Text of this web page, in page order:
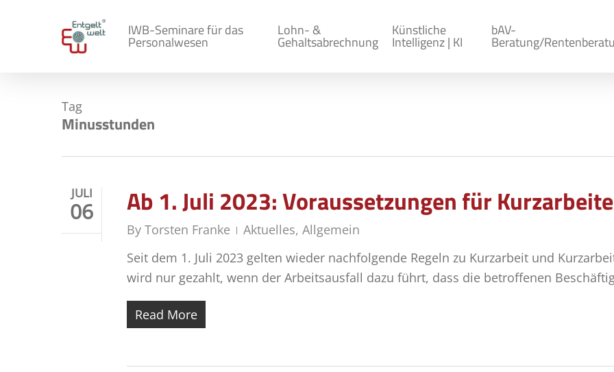
IWB-Seminare für das
Personalwesen
Lohn- &
Gehaltsabrechnung
Künstliche
Intelligenz | KI
bAV-
Beratung/
Tag
Minusstunden
JULI
06 Ab 1. Juli 2023: Voraussetzungen für
By Torsten Franke Aktuelles, Allgemein
Seit dem 1. Juli 2023 gelten wieder nachfolgende Regeln zu Kurzarbeit und
wird nur gezahlt, wenn der Arbeitsausfall dazu führt, dass die betroffenen
Read More